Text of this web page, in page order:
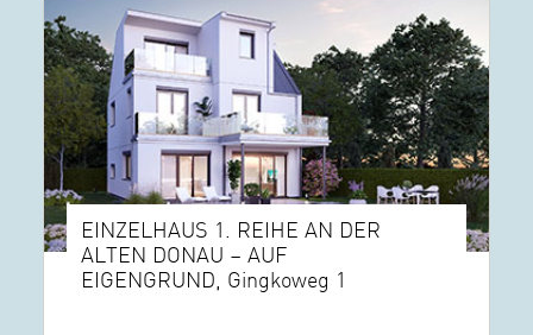
EINZELHAUS 1. REIHE AN DER
ALTEN DONAU – AUF
EIGENGRUND, Gingkoweg 1